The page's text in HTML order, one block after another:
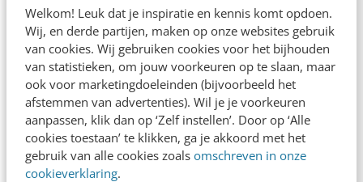
Welkom! Leuk dat je inspiratie en kennis komt opdoen.
Wij, en derde partijen, maken op onze websites gebruik
van cookies. Wij gebruiken cookies voor het bijhouden
van statistieken, om jouw voorkeuren op te slaan, maar
ook voor marketingdoeleinden (bijvoorbeeld het
afstemmen van advertenties). Wil je je voorkeuren
aanpassen, klik dan op ‘Zelf instellen’. Door op ‘Alle
cookies toestaan’ te klikken, ga je akkoord met het
gebruik van alle cookies zoals omschreven in onze
cookieverklaring.
Contact
Nieuwsbrieven
Over ons
Ons team
Werken bij
Whitepapers